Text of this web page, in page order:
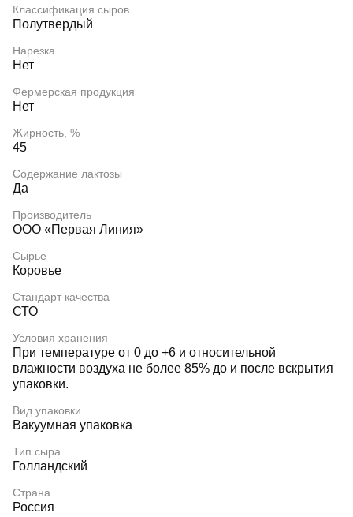
Классификация сыров
Полутвердый
Нарезка
Нет
Фермерская продукция
Нет
Жирность, %
45
Содержание лактозы
Да
Производитель
ООО «Первая Линия»
Сырье
Коровье
Стандарт качества
СТО
Условия хранения
При температуре от 0 до +6 и относительной
влажности воздуха не более 85% до и после вскрытия
упаковки.
Вид упаковки
Вакуумная упаковка
Тип сыра
Голландский
Страна
Россия